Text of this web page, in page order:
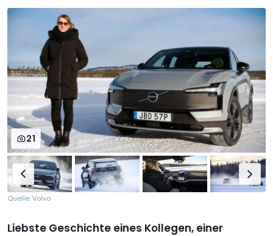
21
Quelle: Volvo
Liebste Geschichte eines Kollegen, einer